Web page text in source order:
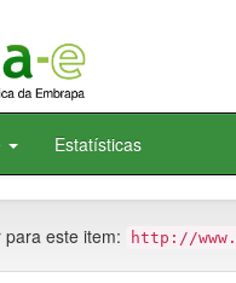
Estatísticas
este item: http://